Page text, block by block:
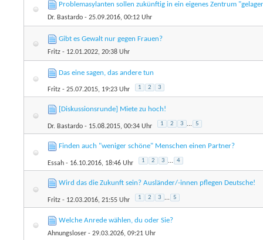
Problemasylanten sollen zukünftig in ein eigenes Zentrum
Dr. Bastardo - 25.09.2016, 00:12 Uhr
Gibt es Gewalt nur gegen Frauen?
Fritz - 12.01.2022, 20:38 Uhr
Das eine sagen, das andere tun
Fritz - 25.07.2015, 19:23 Uhr 1 2 3
[Diskussionsrunde] Miete zu hoch!
Dr. Bastardo - 15.08.2015, 00:34 Uhr 1 2 3 ... 5
Finden auch "weniger schöne" Menschen einen Partner?
Essah - 16.10.2016, 18:46 Uhr 1 2 3 ... 4
Wird das die Zukunft sein? Ausländer/-innen pflegen Deutsche!
Fritz - 12.03.2016, 21:55 Uhr 1 2 3 ... 5
Welche Anrede wählen, du oder Sie?
Ahnungsloser - 29.03.2026, 09:21 Uhr